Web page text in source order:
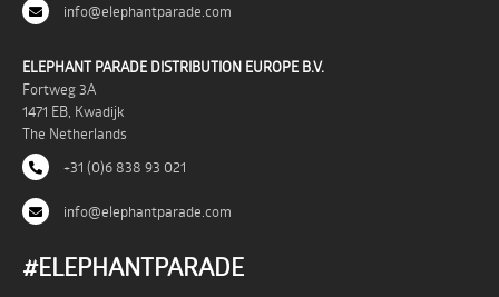
info@elephantparade.com
ELEPHANT PARADE DISTRIBUTION EUROPE B.V.
Fortweg 3A
1471 EB, Kwadijk
The Netherlands
+31 (0)6 838 93 021
info@elephantparade.com
#ELEPHANTPARADE